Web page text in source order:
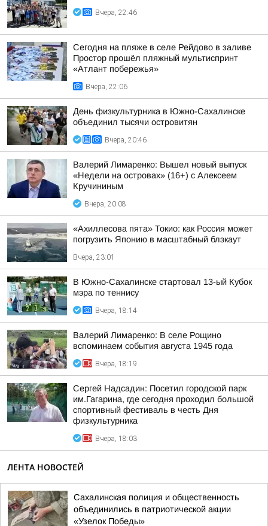
Вчера, 22:46
Сегодня на пляже в селе Рейдово в заливе
Простор прошёл пляжный мультиспринт
«Атлант побережья»
Вчера, 22:06
День физкультурника в Южно-Сахалинске
объединил тысячи островитян
Вчера, 20:46
Валерий Лимаренко: Вышел новый выпуск
«Недели на островах» (16+) с Алексеем
Кручининым
Вчера, 20:08
«Ахиллесова пята» Токио: как Россия может
погрузить Японию в масштабный блэкаут
Вчера, 23:01
В Южно-Сахалинске стартовал 13-ый Кубок
мэра по теннису
Вчера, 18:14
Валерий Лимаренко: В селе Рощино
вспоминаем события августа 1945 года
Вчера, 18:19
Сергей Надсадин: Посетил городской парк
им.Гагарина, где сегодня проходил большой
спортивный фестиваль в честь Дня
физкультурника
Вчера, 18:03
ЛЕНТА НОВОСТЕЙ
Сахалинская полиция и общественность
объединились в патриотической акции
«Узелок Победы»